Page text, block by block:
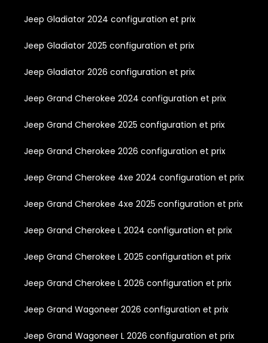
Jeep Gladiator 2024 configuration et prix
Jeep Gladiator 2025 configuration et prix
Jeep Gladiator 2026 configuration et prix
Jeep Grand Cherokee 2024 configuration et prix
Jeep Grand Cherokee 2025 configuration et prix
Jeep Grand Cherokee 2026 configuration et prix
Jeep Grand Cherokee 4xe 2024 configuration et prix
Jeep Grand Cherokee 4xe 2025 configuration et prix
Jeep Grand Cherokee L 2024 configuration et prix
Jeep Grand Cherokee L 2025 configuration et prix
Jeep Grand Cherokee L 2026 configuration et prix
Jeep Grand Wagoneer 2026 configuration et prix
Jeep Grand Wagoneer L 2026 configuration et prix